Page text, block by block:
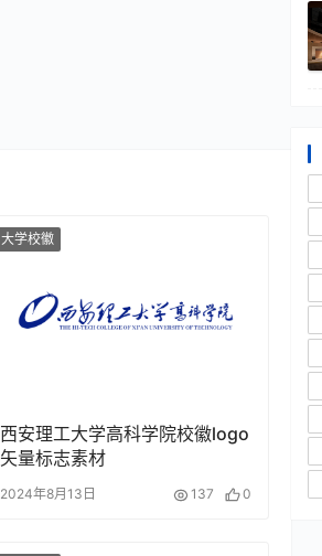
大学校徽
西安理工大学高科学院校徽logo
矢量标志素材
2024年8月13日 137 0